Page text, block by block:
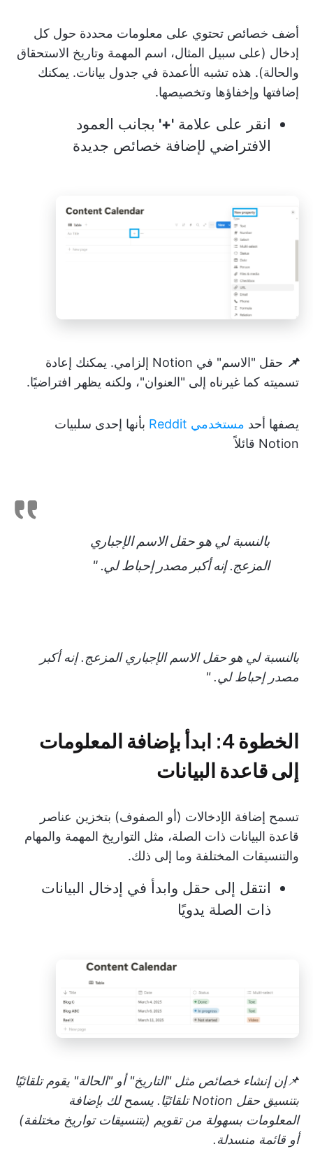
أضف خصائص تحتوي على معلومات محددة حول كل
إدخال (على سبيل المثال، اسم المهمة وتاريخ الاستحقاق
والحالة). هذه تشبه الأعمدة في جدول بيانات. يمكنك
إضافتها وإخفاؤها وتخصيصها.
انقر على علامة '+' بجانب العمود
الافتراضي لإضافة خصائص جديدة
📌
حقل "الاسم" في Notion إلزامي. يمكنك إعادة
تسميته كما غيرناه إلى "العنوان"، ولكنه يظهر افتراضيًا.
يصفها أحد مستخدمي Reddit
بأنها إحدى سلبيات
Notion قائلاً
بالنسبة لي هو حقل الاسم الإجباري
المزعج. إنه أكبر مصدر إحباط لي. "
بالنسبة لي هو حقل الاسم الإجباري المزعج. إنه أكبر
مصدر إحباط لي. "
الخطوة 4: ابدأ بإضافة المعلومات
إلى قاعدة البيانات
تسمح إضافة الإدخالات (أو الصفوف) بتخزين عناصر
قاعدة البيانات ذات الصلة، مثل التواريخ المهمة والمهام
والتنسيقات المختلفة وما إلى ذلك.
انتقل إلى حقل وابدأ في إدخال البيانات
ذات الصلة يدويًا
📌إن إنشاء خصائص مثل "التاريخ" أو "الحالة" يقوم تلقائيًا
بتنسيق حقل Notion تلقائيًا. يسمح لك بإضافة
المعلومات بسهولة من تقويم (بتنسيقات تواريخ مختلفة)
أو قائمة منسدلة.